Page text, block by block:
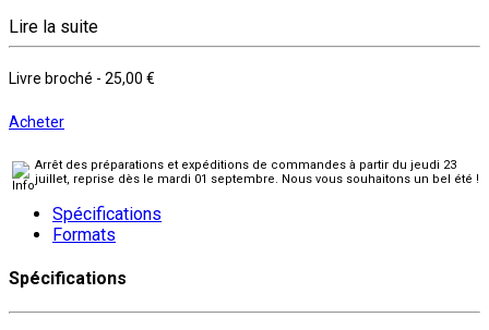
Lire la suite
Livre broché - 25,00 €
Acheter
Arrêt des préparations et expéditions de commandes à partir du jeudi 23
juillet, reprise dès le mardi 01 septembre. Nous vous souhaitons un bel été !
Spécifications
Formats
Spécifications